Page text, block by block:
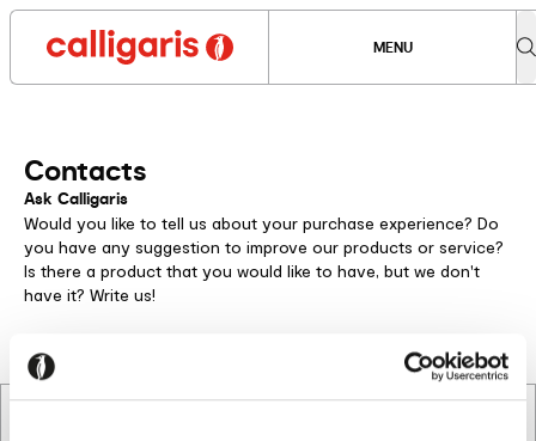
MENU
Contacts
Ask Calligaris
Would you like to tell us about your purchase experience? Do
you have any suggestion to improve our products or service?
Is there a product that you would like to have, but we don't
have it? Write us!